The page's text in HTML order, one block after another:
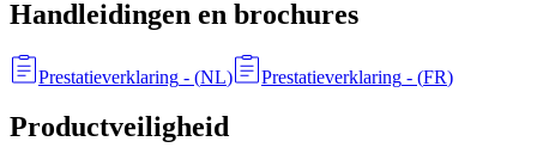
Handleidingen en brochures
Prestatieverklaring - (NL) Prestatieverklaring - (FR)
Productveiligheid